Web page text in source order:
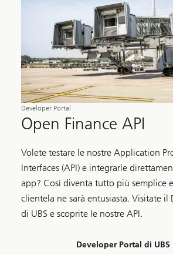
Developer Portal
Open Finance API
Volete testare le nostre Application
Interfaces (API) e integrarle
app? Così diventa tutto più semplice
clientela ne sarà entusiasta. Visitate il
di UBS e scoprite le nostre API.
Developer Portal di UBS